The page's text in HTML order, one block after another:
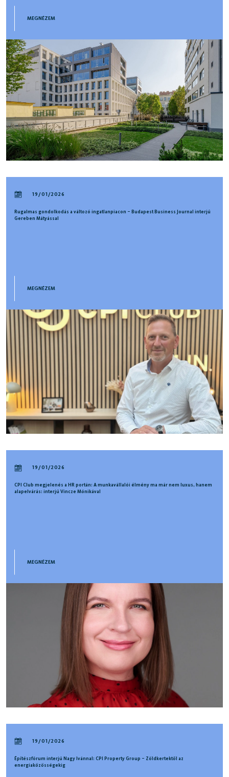
MEGNÉZEM
19/01/2026
Rugalmas gondolkodás a változó ingatlanpiacon – Budapest Business Journal interjú
Gereben Mátyással
MEGNÉZEM
19/01/2026
CPI Club megjelenés a HR portán: A munkavállalói élmény ma már nem luxus, hanem
alapelvárás: interjú Vincze Mónikával
MEGNÉZEM
19/01/2026
Építészfórum interjú Nagy Ivánnal: CPI Property Group – Zöldkertektől az
energiaközösségekig